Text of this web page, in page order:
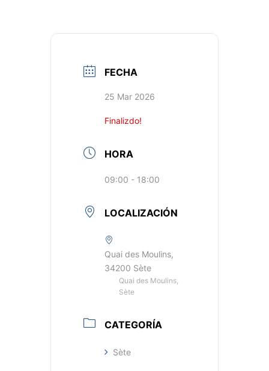
FECHA
25 Mar 2026
Finalizdo!
HORA
09:00 - 18:00
LOCALIZACIÓN
Quai des Moulins,
34200 Sète
Quai des Moulins,
Sète
CATEGORÍA
Sète